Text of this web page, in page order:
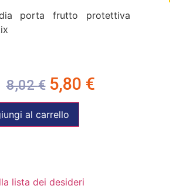
porta frutto protettiva
8,02€ 5,80 €
al carrello
lista dei desideri